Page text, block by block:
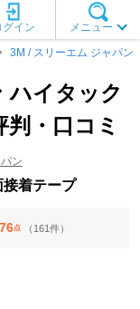
メニュー
グイン
3M / スリーエム ジャパン
ハイタック
・口コミ
ン
着テープ
点 （161件）